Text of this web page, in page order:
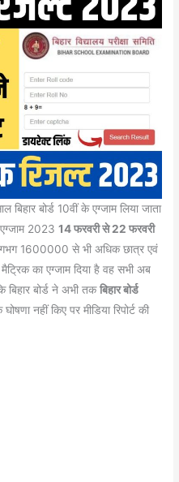
बिहार बोर्ड 10वीं के एग्जाम लिया जाता
एग्जाम 202314 फरवरी से 22 फरवरी
1600000 से भी अधिक छात्र एवं
का एग्जाम दिया है वह सभी अब
बिहार बोर्ड ने अभी तकबिहार बोर्ड
नहीं किए पर मीडिया रिपोर्ट की